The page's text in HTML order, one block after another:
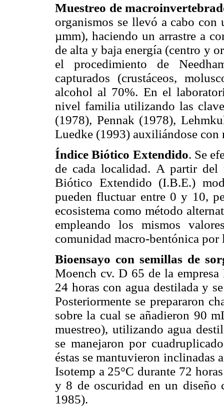
Muestreo de
organismos se llevó a cabo
µmm), haciendo un arrastre a
de alta y baja energía (centro y
el procedimiento de
capturados (crustáceos,
alcohol al 70%. En el
nivel familia utilizando las
(1978), Pennak (1978),
Luedke (1993) auxiliándose con
Índice Biótico Extendido. Se
de cada localidad. A partir
Biótico Extendido (I.B.E.)
pueden fluctuar entre 0 y 10,
ecosistema como método
empleando los mismos
comunidad macro-bentónica por
Bioensayo con semillas de
Moench cv. D 65 de la
24 horas con agua destilada y
Posteriormente se prepararon
sobre la cual se añadieron 90
muestreo), utilizando agua
se manejaron por
éstas se mantuvieron inclinadas
Isotemp a 25°C durante 72
y 8 de oscuridad en un diseño
1985).